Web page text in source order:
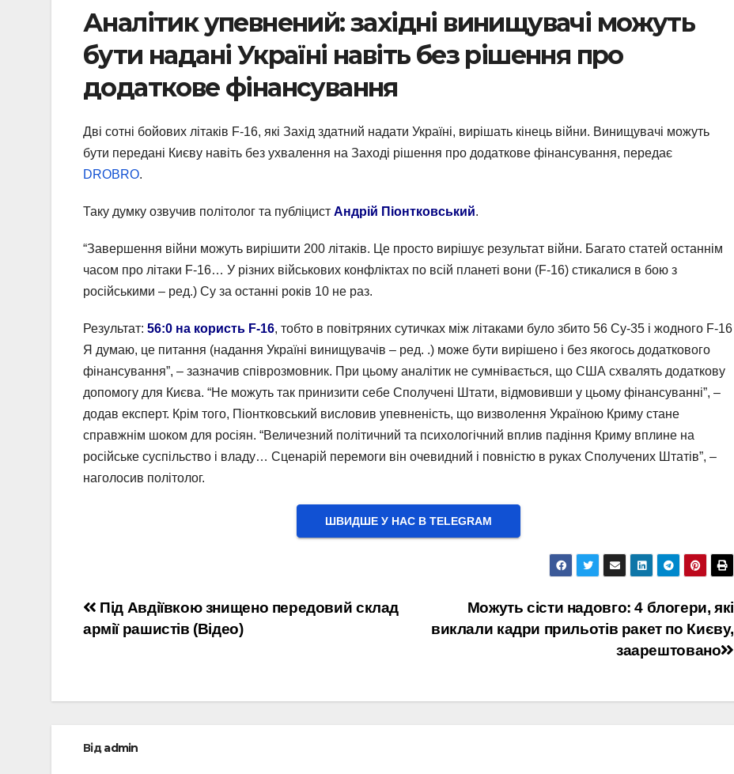
Аналітик упевнений: західні винищувачі можуть
бути надані Україні навіть без рішення про
додаткове фінансування
Дві сотні бойових літаків F-16, які Захід здатний надати Україні, вирішать кінець війни. Винищувачі можуть
бути передані Києву навіть без ухвалення на Заході рішення про додаткове фінансування, передає
DROBRO.
Таку думку озвучив політолог та публіцист Андрій Піонтковський.
“Завершення війни можуть вирішити 200 літаків. Це просто вирішує результат війни. Багато статей останнім
часом про літаки F-16… У різних військових конфліктах по всій планеті вони (F-16) стикалися в бою з
російськими – ред.) Су за останні років 10 не раз.
Результат: 56:0 на користь F-16, тобто в повітряних сутичках між літаками було збито 56 Су-35 і жодного F-16
Я думаю, це питання (надання Україні винищувачів – ред. .) може бути вирішено і без якогось додаткового
фінансування”, – зазначив співрозмовник. При цьому аналітик не сумнівається, що США схвалять додаткову
допомогу для Києва. “Не можуть так принизити себе Сполучені Штати, відмовивши у цьому фінансуванні”, –
додав експерт. Крім того, Піонтковський висловив упевненість, що визволення Україною Криму стане
справжнім шоком для росіян. “Величезний політичний та психологічний вплив падіння Криму вплине на
російське суспільство і владу… Сценарій перемоги він очевидний і повністю в руках Сполучених Штатів”, –
наголосив політолог.
ШВИДШЕ У НАС В ТELEGRAM
Навігація
записів
Можуть сісти надовго: 4 блогери, які
виклали кадри прильотів ракет по Києву,
заарештовано
Під Авдіївкою знищено передовий склад
армії рашистів (Відео)
Відadmin